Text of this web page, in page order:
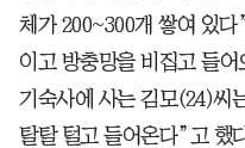
체가 200~300개 쌓여 있
이고 방충망을 비집고 들
기숙사에 사는 김모(24)씨
탈탈 털고 들어온다”고 했